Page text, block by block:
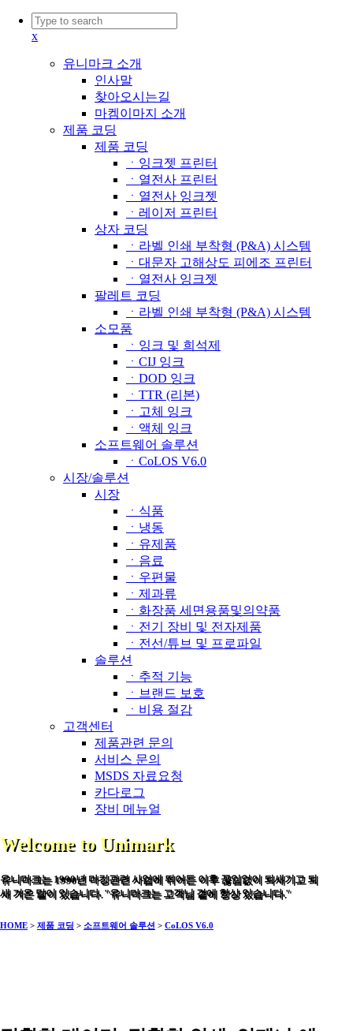
x
유니마크 소개
인사말
찾아오시는길
마켐이마지 소개
제품 코딩
제품 코딩
ㆍ잉크젯 프린터
ㆍ열전사 프린터
ㆍ열전사 잉크젯
ㆍ레이저 프린터
상자 코딩
ㆍ라벨 인쇄 부착형 (P&A) 시스템
ㆍ대문자 고해상도 피에조 프린터
ㆍ열전사 잉크젯
팔레트 코딩
ㆍ라벨 인쇄 부착형 (P&A) 시스템
소모품
ㆍ잉크 및 희석제
ㆍCIJ 잉크
ㆍDOD 잉크
ㆍTTR (리본)
ㆍ고체 잉크
ㆍ액체 잉크
소프트웨어 솔루션
ㆍCoLOS V6.0
시장/솔루션
시장
ㆍ식품
ㆍ냉동
ㆍ유제품
ㆍ음료
ㆍ우편물
ㆍ제과류
ㆍ화장품 세면용품및의약품
ㆍ전기 장비 및 전자제품
ㆍ전선/튜브 및 프로파일
솔루션
ㆍ추적 기능
ㆍ브랜드 보호
ㆍ비용 절감
고객센터
제품관련 문의
서비스 문의
MSDS 자료요청
카다로그
장비 메뉴얼
Welcome to Unimark
유니마크는 1990년 마킹관련 사업에 뛰어든 이후 끊임없이 되새기고 되
새 겨온 말이 있습니다. "유니마크는 고객님 곁에 항상 있습니다."
HOME > 제품 코딩 > 소프트웨어 솔루션 > CoLOS V6.0